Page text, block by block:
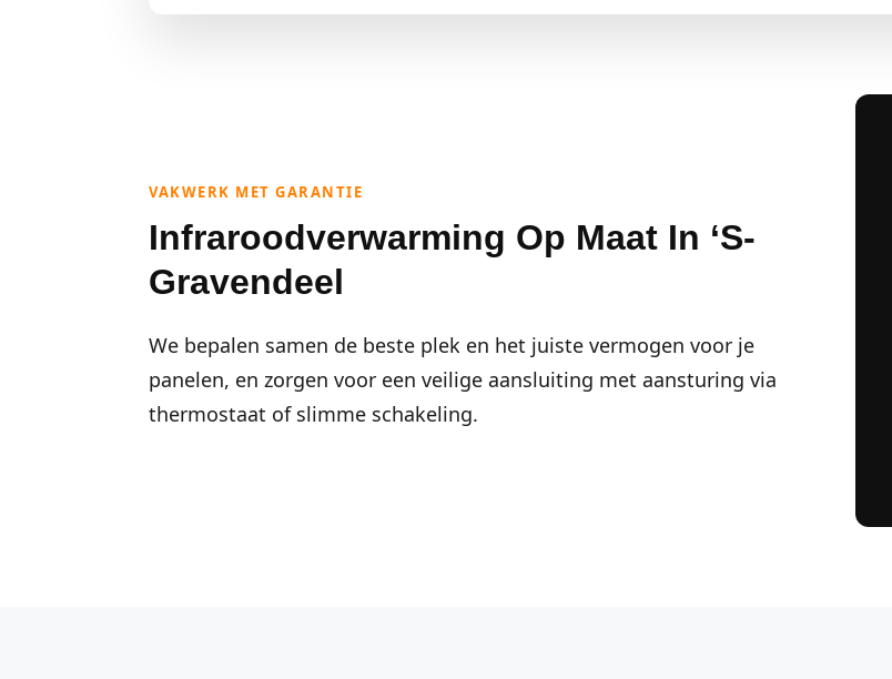
VAKWERK MET GARANTIE
Infraroodverwarming Op Maat In ‘s-
Gravendeel
We bepalen samen de beste plek en het juiste vermogen voor je
panelen, en zorgen voor een veilige aansluiting met aansturing via
thermostaat of slimme schakeling.